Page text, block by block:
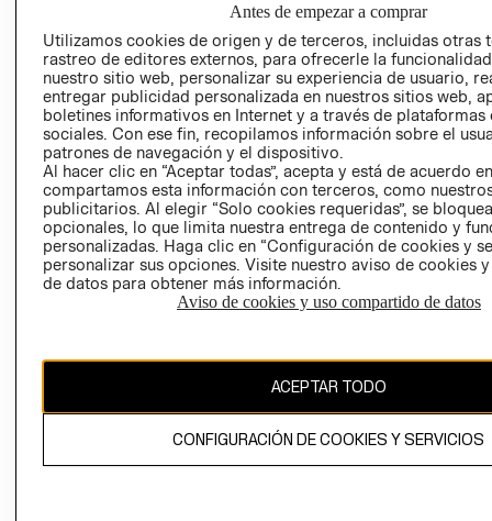
SOCIAL
PRENSA
RELACIÓN CON
INVERSIONISTAS
POLÍTICA
EMPRESARIAL
TIENDAS
- RETIRO EN
TIENDA
TÉRMINOS Y
AVISO DE
PRIVACIDAD
GIFT CARD
AVISO DE
Antes de empezar a comprar
Utilizamos cookies de origen y de terceros, incluidas otras
rastreo de editores externos, para ofrecerle la
nuestro sitio web, personalizar su experiencia de usuario,
entregar publicidad personalizada en nuestros sitios web,
boletines informativos en Internet y a través de plataformas
sociales. Con ese fin, recopilamos información sobre el
patrones de navegación y el dispositivo.
Al hacer clic en “Aceptar todas”, acepta y está de acuerdo
compartamos esta información con terceros, como
publicitarios. Al elegir “Solo cookies requeridas”, se
opcionales, lo que limita nuestra entrega de contenido y
personalizadas. Haga clic en “Configuración de cookies y
personalizar sus opciones. Visite nuestro aviso de cookies
de datos para obtener más información.
Aviso de cookies y uso compartido de datos
ACEPTAR TODO
CONFIGURACIÓN DE COOKIES Y SERVICIOS